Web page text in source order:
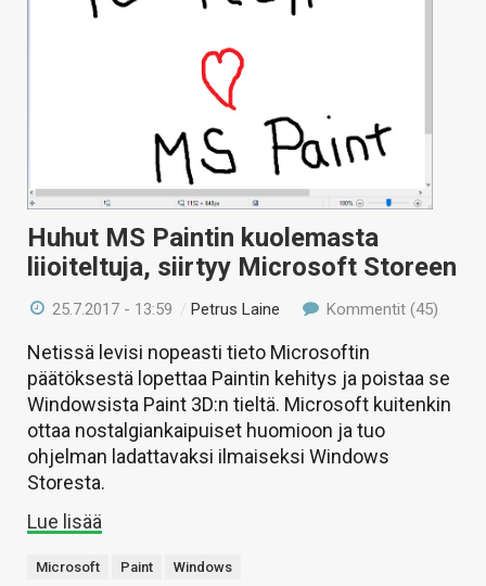
Huhut MS Paintin kuolemasta
liioiteltuja, siirtyy Microsoft Storeen
25.7.2017 - 13:59 / Petrus Laine Kommentit (45)
Netissä levisi nopeasti tieto Microsoftin
päätöksestä lopettaa Paintin kehitys ja poistaa se
Windowsista Paint 3D:n tieltä. Microsoft kuitenkin
ottaa nostalgiankaipuiset huomioon ja tuo
ohjelman ladattavaksi ilmaiseksi Windows
Storesta.
Lue lisää
Microsoft Paint Windows